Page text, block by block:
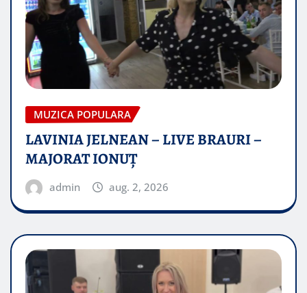
MUZICA POPULARA
LAVINIA JELNEAN – LIVE BRAURI –
MAJORAT IONUŢ
admin aug. 2, 2026